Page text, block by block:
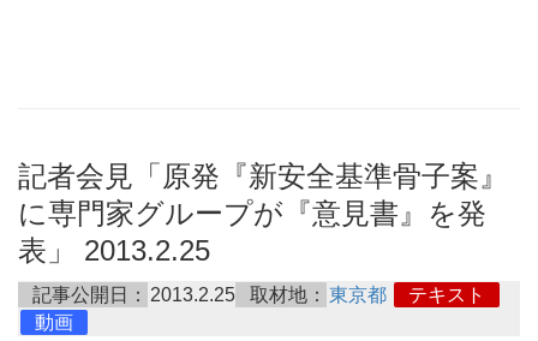
記者会見「原発『新安全基準骨子案』
に専門家グループが『意見書』を発
表」 2013.2.25
記事公開日： 2013.2.25 取材地： 東京都
テキスト
動画